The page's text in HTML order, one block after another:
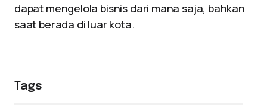
dapat mengelola bisnis dari mana saja, bahkan
saat berada di luar kota.
Tags